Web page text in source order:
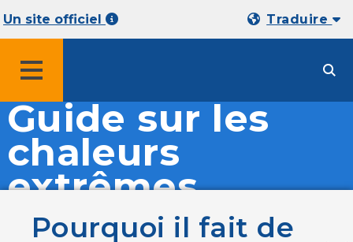
Un site officiel Traduire
Guide sur les
chaleurs
extrêmes
Pourquoi il fait de